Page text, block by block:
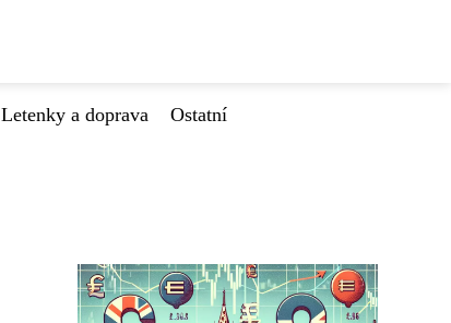
Letenky a doprava
Ostatní